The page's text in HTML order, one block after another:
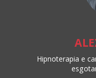
Hipnoterapia e